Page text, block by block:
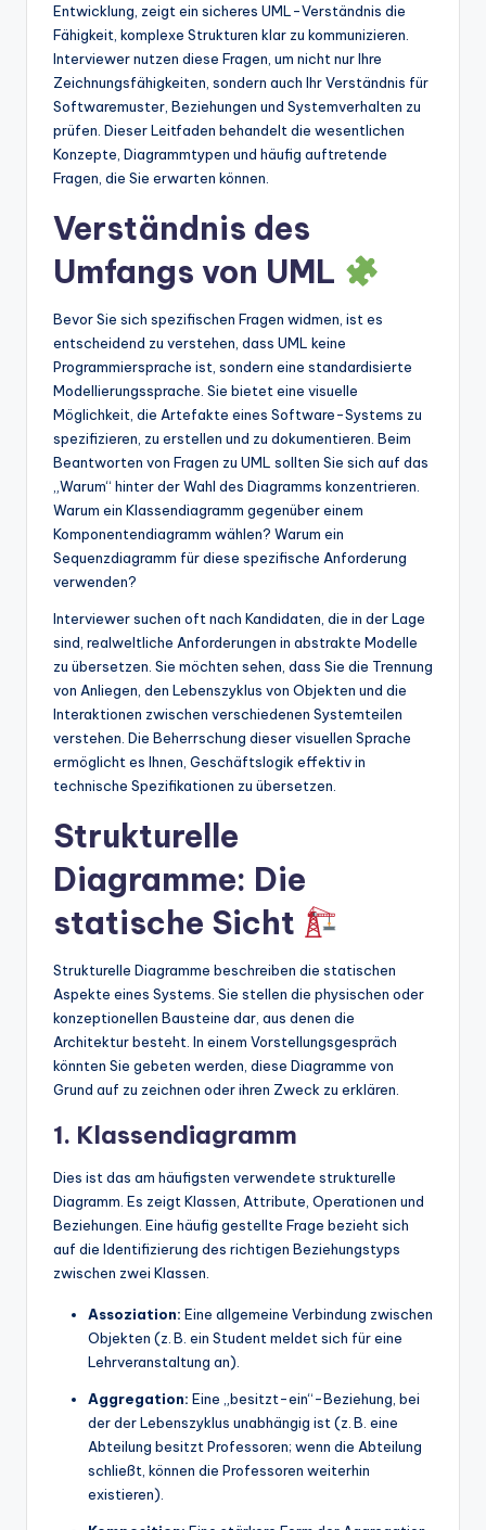
Entwicklung, zeigt ein sicheres UML-Verständnis die
Fähigkeit, komplexe Strukturen klar zu kommunizieren.
Interviewer nutzen diese Fragen, um nicht nur Ihre
Zeichnungsfähigkeiten, sondern auch Ihr Verständnis für
Softwaremuster, Beziehungen und Systemverhalten zu
prüfen. Dieser Leitfaden behandelt die wesentlichen
Konzepte, Diagrammtypen und häufig auftretende
Fragen, die Sie erwarten können.
Verständnis des
Umfangs von UML
Bevor Sie sich spezifischen Fragen widmen, ist es
entscheidend zu verstehen, dass UML keine
Programmiersprache ist, sondern eine standardisierte
Modellierungssprache. Sie bietet eine visuelle
Möglichkeit, die Artefakte eines Software-Systems zu
spezifizieren, zu erstellen und zu dokumentieren. Beim
Beantworten von Fragen zu UML sollten Sie sich auf das
„Warum“ hinter der Wahl des Diagramms konzentrieren.
Warum ein Klassendiagramm gegenüber einem
Komponentendiagramm wählen? Warum ein
Sequenzdiagramm für diese spezifische Anforderung
verwenden?
Interviewer suchen oft nach Kandidaten, die in der Lage
sind, realweltliche Anforderungen in abstrakte Modelle
zu übersetzen. Sie möchten sehen, dass Sie die Trennung
von Anliegen, den Lebenszyklus von Objekten und die
Interaktionen zwischen verschiedenen Systemteilen
verstehen. Die Beherrschung dieser visuellen Sprache
ermöglicht es Ihnen, Geschäftslogik effektiv in
technische Spezifikationen zu übersetzen.
Strukturelle
Diagramme: Die
statische Sicht
Strukturelle Diagramme beschreiben die statischen
Aspekte eines Systems. Sie stellen die physischen oder
konzeptionellen Bausteine dar, aus denen die
Architektur besteht. In einem Vorstellungsgespräch
könnten Sie gebeten werden, diese Diagramme von
Grund auf zu zeichnen oder ihren Zweck zu erklären.
1. Klassendiagramm
Dies ist das am häufigsten verwendete strukturelle
Diagramm. Es zeigt Klassen, Attribute, Operationen und
Beziehungen. Eine häufig gestellte Frage bezieht sich
auf die Identifizierung des richtigen Beziehungstyps
zwischen zwei Klassen.
Assoziation: Eine allgemeine Verbindung zwischen
Objekten (z. B. ein Student meldet sich für eine
Lehrveranstaltung an).
Aggregation: Eine „besitzt-ein“-Beziehung, bei
der der Lebenszyklus unabhängig ist (z. B. eine
Abteilung besitzt Professoren; wenn die Abteilung
schließt, können die Professoren weiterhin
existieren).